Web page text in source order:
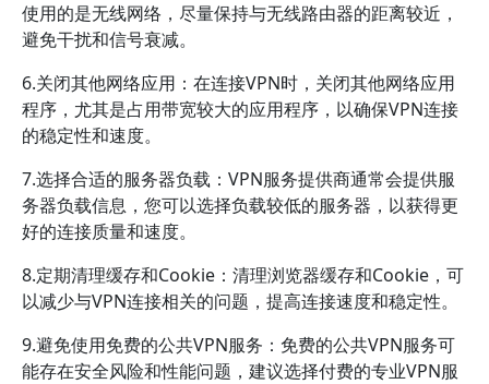
使用的是无线网络，尽量保持与无线路由器的距离较近，
避免干扰和信号衰减。
6.关闭其他网络应用：在连接VPN时，关闭其他网络应用
程序，尤其是占用带宽较大的应用程序，以确保VPN连接
的稳定性和速度。
7.选择合适的服务器负载：VPN服务提供商通常会提供服
务器负载信息，您可以选择负载较低的服务器，以获得更
好的连接质量和速度。
8.定期清理缓存和Cookie：清理浏览器缓存和Cookie，可
以减少与VPN连接相关的问题，提高连接速度和稳定性。
9.避免使用免费的公共VPN服务：免费的公共VPN服务可
能存在安全风险和性能问题，建议选择付费的专业VPN服